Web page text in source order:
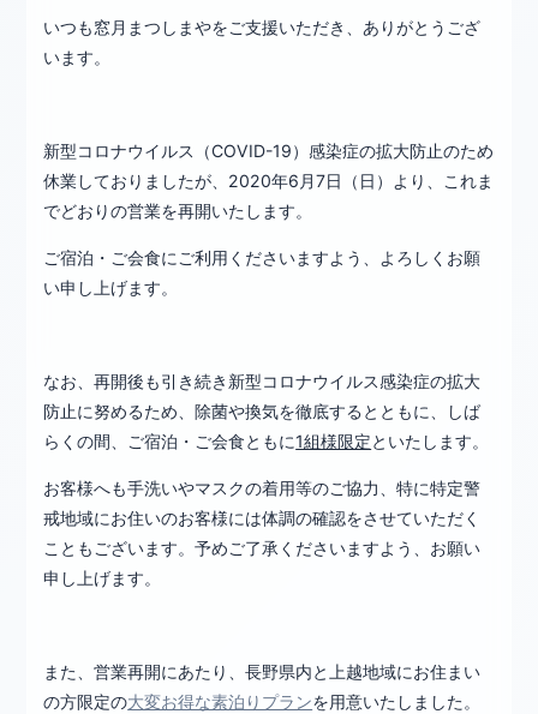
いつも窓月まつしまやをご支援いただき、ありがとうござ
います。
新型コロナウイルス（COVID-19）感染症の拡大防止のため
休業しておりましたが、2020年6月7日（日）より、これま
でどおりの営業を再開いたします。
ご宿泊・ご会食にご利用くださいますよう、よろしくお願
い申し上げます。
なお、再開後も引き続き新型コロナウイルス感染症の拡大
防止に努めるため、除菌や換気を徹底するとともに、しば
らくの間、ご宿泊・ご会食ともに1組様限定といたします。
お客様へも手洗いやマスクの着用等のご協力、特に特定警
戒地域にお住いのお客様には体調の確認をさせていただく
こともございます。予めご了承くださいますよう、お願い
申し上げます。
また、営業再開にあたり、長野県内と上越地域にお住まい
の方限定の大変お得な素泊りプランを用意いたしました。